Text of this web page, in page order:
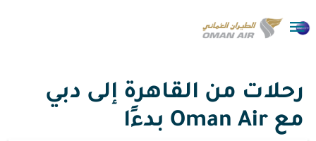

رحلات من القاهرة إلى دبي
مع Oman Air بدءًا